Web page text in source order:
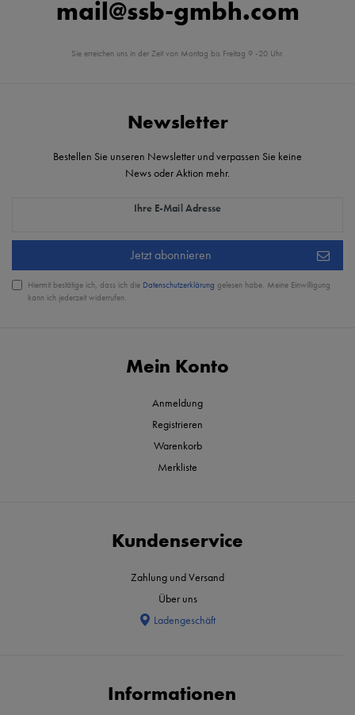
mail@ssb-gmbh.com
Sie erreichen uns in der Zeit von Montag bis Freitag 9 -20 Uhr.
Mein Konto
Anmeldung
Registrieren
Warenkorb
Merkliste
Kundenservice
Zahlung und Versand
Über uns
Ladengeschäft
Informationen
Newsletter
Bestellen Sie unseren Newsletter und verpassen Sie keine
News oder Aktion mehr.
Ihre E-Mail Adresse
Newsletter Honig
Jetzt abonnieren
Hiermit bestätige ich, dass ich die Daten­schutz­erklärung gelesen habe. Meine Einwilligung
kann ich jederzeit widerrufen.